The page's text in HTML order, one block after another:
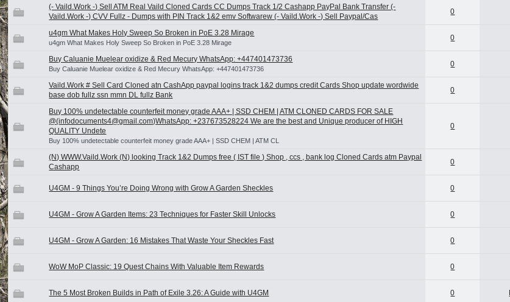
(- Vaild.Work -) Sell ATM Real Vaild Cloned Cards CC Dumps Track 1/2 Cashapp PayPal Bank Transfer (-
Vaild.Work -) CVV Fullz - Dumps with PIN Track 1&2 emv Softwarew (- Vaild.Work -) Sell Paypal/Cas
0
u4gm What Makes Holy Sweep So Broken in PoE 3.28 Mirage
u4gm What Makes Holy Sweep So Broken in PoE 3.28 Mirage
0
Buy Caluanie Muelear oxidize & Red Mecury WhatsApp: +447401473736
Buy Caluanie Muelear oxidize & Red Mecury WhatsApp: +447401473736
0
Vaild.Work # Sell Card Cloned atn CashApp paypal logins track 1&2 dumps credit Cards Shop update wordwide
base dob fullz ssn mmn DL fullz Bank
0
Buy 100% undetectable counterfeit money grade AAA+ | SSD CHEM | ATM CLONED CARDS FOR SALE
@(infodocuments4@gmail.com)WhatsApp: +237673528224 We are the best and Unique producer of HIGH
QUALITY Undete
Buy 100% undetectable counterfeit money grade AAA+ | SSD CHEM | ATM CL
0
(N) WWW.Vaild.Work (N) looking Track 1&2 Dumps free ( IST file ) Shop , ccs , bank log Cloned Cards atm Paypal
Cashapp
0
U4GM - 9 Things You’re Doing Wrong with Grow A Garden Sheckles 0
U4GM - Grow A Garden Items: 23 Techniques for Faster Skill Unlocks 0
U4GM - Grow A Garden: 16 Mistakes That Waste Your Sheckles Fast 0
WoW MoP Classic: 19 Quest Chains With Valuable Item Rewards 0
The 5 Most Broken Builds in Path of Exile 3.26: A Guide with U4GM 0